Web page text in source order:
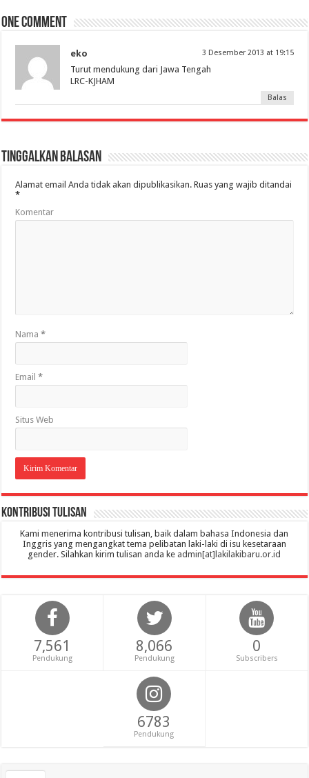
One comment
eko 3 Desember 2013 at 19:15
Turut mendukung dari Jawa Tengah
LRC-KJHAM
Balas
Tinggalkan Balasan
Alamat email Anda tidak akan dipublikasikan. Ruas yang wajib ditandai
*
Komentar
Nama*
Email*
Situs Web
Kontribusi Tulisan
Kami menerima kontribusi tulisan, baik dalam bahasa Indonesia dan
Inggris yang mengangkat tema pelibatan laki-laki di isu kesetaraan
gender. Silahkan kirim tulisan anda ke admin[at]lakilakibaru.or.id
7,561
Pendukung
8,066
Pendukung
0
Subscribers
6783
Pendukung